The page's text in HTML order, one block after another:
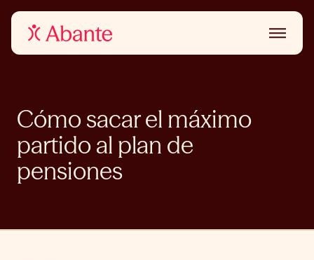
Cómo sacar el máximo
partido al plan de
pensiones